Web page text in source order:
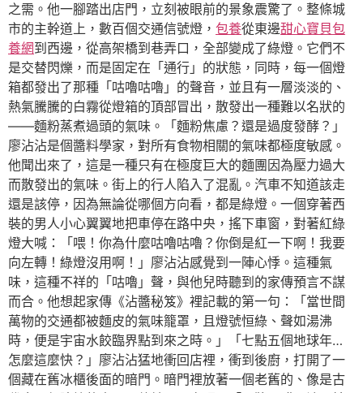
之需。他一腳踏出店門，立刻被眼前的景象震驚了。整條城
市的主幹道上，數百個交通信號燈， 包養從東邊甜心寶貝包
養網到西邊，從高架橋到巷弄口，全部變成了綠燈。它們不
是交替閃爍，而是固定在「通行」的狀態，同時，每一個燈
箱都發出了那種「咕嚕咕嚕」的聲音，並且有一層淡淡的、
熱氣騰騰的白霧從燈箱的頂部冒出，散發出一種難以名狀的
——麵粉蒸煮過頭的氣味。「麵粉焦慮？還是過度發酵？」
廖沾沾是個醬料學家，對所有食物相關的氣味都極度敏感。
他聞出來了，這是一種只有在極度巨大的麵團因為壓力過大
而散發出的氣味。街上的行人陷入了混亂。汽車不知道該走
還是該停，因為無論從哪個方向看，都是綠燈。一個穿著西
裝的男人小心翼翼地把車停在路中央，搖下車窗，對著紅綠
燈大喊：「喂！你為什麼咕嚕咕嚕？你倒是紅一下啊！我要
向左轉！綠燈沒用啊！」廖沾沾感覺到一陣心悸。這種氣
味，這種不祥的「咕嚕」聲，與他兒時聽到的家傳預言不謀
而合。他想起家傳《沾醬秘笈》裡記載的第一句：「當世間
萬物的交通都被麵皮的氣味籠罩，且燈號恒綠、聲如湯沸
時，便是宇宙水餃臨界點到來之時。」「七點五個地球年…
怎麼這麼快？」廖沾沾猛地衝回店裡，衝到後廚，打開了一
個藏在舊冰櫃後面的暗門。暗門裡放著一個老舊的、像是古